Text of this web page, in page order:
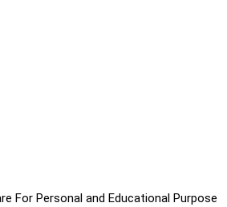
For Personal and Educational Purpose